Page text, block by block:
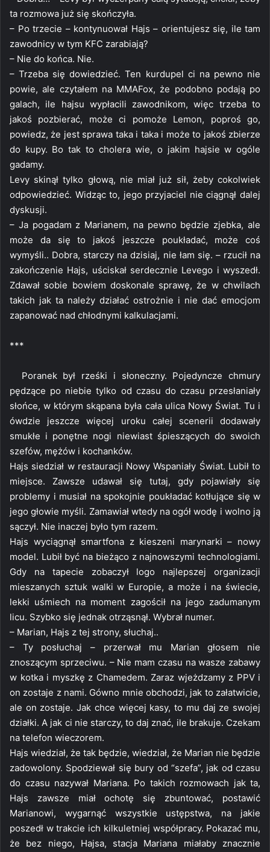
ta rozmowa już się skończyła.
– Po trzecie – kontynuował Hajs – orientujesz się, ile tam
zawodnicy w tym KFC zarabiają?
– Nie do końca. Nie.
– Trzeba się dowiedzieć. Ten kurdupel ci na pewno nie
powie, ale czytałem na MMAFox, że podobno podają po
galach, ile hajsu wypłacili zawodnikom, więc trzeba to
jakoś pozbierać, może ci pomoże Lemon, poproś go,
powiedz, że jest sprawa taka i taka i może to jakoś zbierze
do kupy. Bo tak to cholera wie, o jakim hajsie w ogóle
gadamy.
Levy skinął tylko głową, nie miał już sił, żeby cokolwiek
odpowiedzieć. Widząc to, jego przyjaciel nie ciągnął dalej
dyskusji.
– Ja pogadam z Marianem, na pewno będzie zjebka, ale
może da się to jakoś jeszcze poukładać, może coś
wymyśli.. Dobra, starczy na dzisiaj, nie łam się. – rzucił na
zakończenie Hajs, uściskał serdecznie Levego i wyszedł.
Zdawał sobie bowiem doskonale sprawę, że w chwilach
takich jak ta należy działać ostrożnie i nie dać emocjom
zapanować nad chłodnymi kalkulacjami.
***
Poranek był rześki i słoneczny. Pojedyncze chmury
pędzące po niebie tylko od czasu do czasu przesłaniały
słońce, w którym skąpana była cała ulica Nowy Świat. Tu i
ówdzie jeszcze więcej uroku całej scenerii dodawały
smukłe i ponętne nogi niewiast śpieszących do swoich
szefów, mężów i kochanków.
Hajs siedział w restauracji Nowy Wspaniały Świat. Lubił to
miejsce. Zawsze udawał się tutaj, gdy pojawiały się
problemy i musiał na spokojnie poukładać kotłujące się w
jego głowie myśli. Zamawiał wtedy na ogół wodę i wolno ją
sączył. Nie inaczej było tym razem.
Hajs wyciągnął smartfona z kieszeni marynarki – nowy
model. Lubił być na bieżąco z najnowszymi technologiami.
Gdy na tapecie zobaczył logo najlepszej organizacji
mieszanych sztuk walki w Europie, a może i na świecie,
lekki uśmiech na moment zagościł na jego zadumanym
licu. Szybko się jednak otrząsnął. Wybrał numer.
– Marian, Hajs z tej strony, słuchaj..
– Ty posłuchaj – przerwał mu Marian głosem nie
znoszącym sprzeciwu. – Nie mam czasu na wasze zabawy
w kotka i myszkę z Chamedem. Zaraz wjeżdzamy z PPV i
on zostaje z nami. Gówno mnie obchodzi, jak to załatwicie,
ale on zostaje. Jak chce więcej kasy, to mu daj ze swojej
działki. A jak ci nie starczy, to daj znać, ile brakuje. Czekam
na telefon wieczorem.
Hajs wiedział, że tak będzie, wiedział, że Marian nie będzie
zadowolony. Spodziewał się bury od “szefa”, jak od czasu
do czasu nazywał Mariana. Po takich rozmowach jak ta,
Hajs zawsze miał ochotę się zbuntować, postawić
Marianowi, wygarnąć wszystkie ustępstwa, na jakie
poszedł w trakcie ich kilkuletniej współpracy. Pokazać mu,
że bez niego, Hajsa, stacja Mariana miałaby znacznie